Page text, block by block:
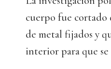
cuerpo fue cortado
de metal fijados y
interior para que